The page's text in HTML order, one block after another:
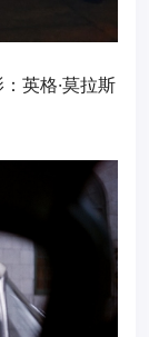
英格·莫拉斯